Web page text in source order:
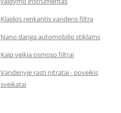
Klaidos renkantis vandens filtrą
Nano danga automobilio stiklams
Kaip veikia osmoso filtrai
Vandenyje rasti nitratai - poveikis
sveikatai